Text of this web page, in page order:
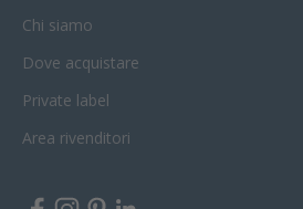
Chi siamo
Dove acquistare
Private label
Area rivenditori